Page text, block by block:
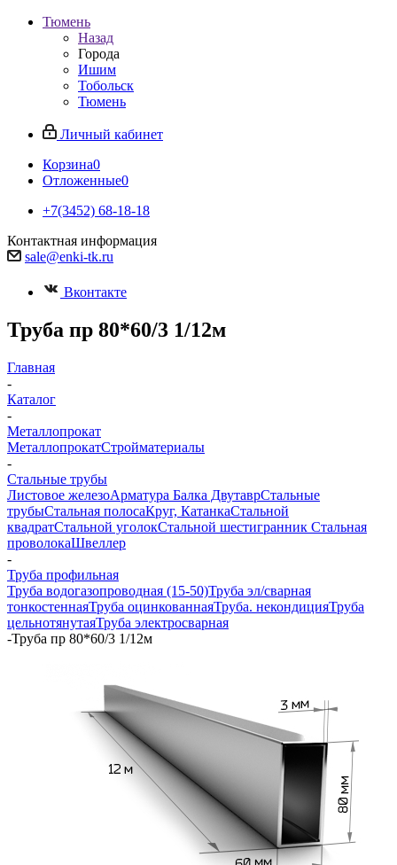
Тюмень
Назад
Города
Ишим
Тобольск
Тюмень
Личный кабинет
Корзина0
Отложенные0
+7(3452) 68-18-18
Контактная информация
sale@enki-tk.ru
Вконтакте
Труба пр 80*60/3 1/12м
Главная
-
Каталог
-
Металлопрокат
МеталлопрокатСтройматериалы
-
Стальные трубы
Листовое железоАрматура Балка ДвутаврСтальные
трубыСтальная полосаКруг, КатанкаСтальной
квадратСтальной уголокСтальной шестигранник Стальная
проволокаШвеллер
-
Труба профильная
Труба водогазопроводная (15-50)Труба эл/сварная
тонкостеннаяТруба оцинкованнаяТруба. некондицияТруба
цельнотянутаяТруба электросварная
-Труба пр 80*60/3 1/12м